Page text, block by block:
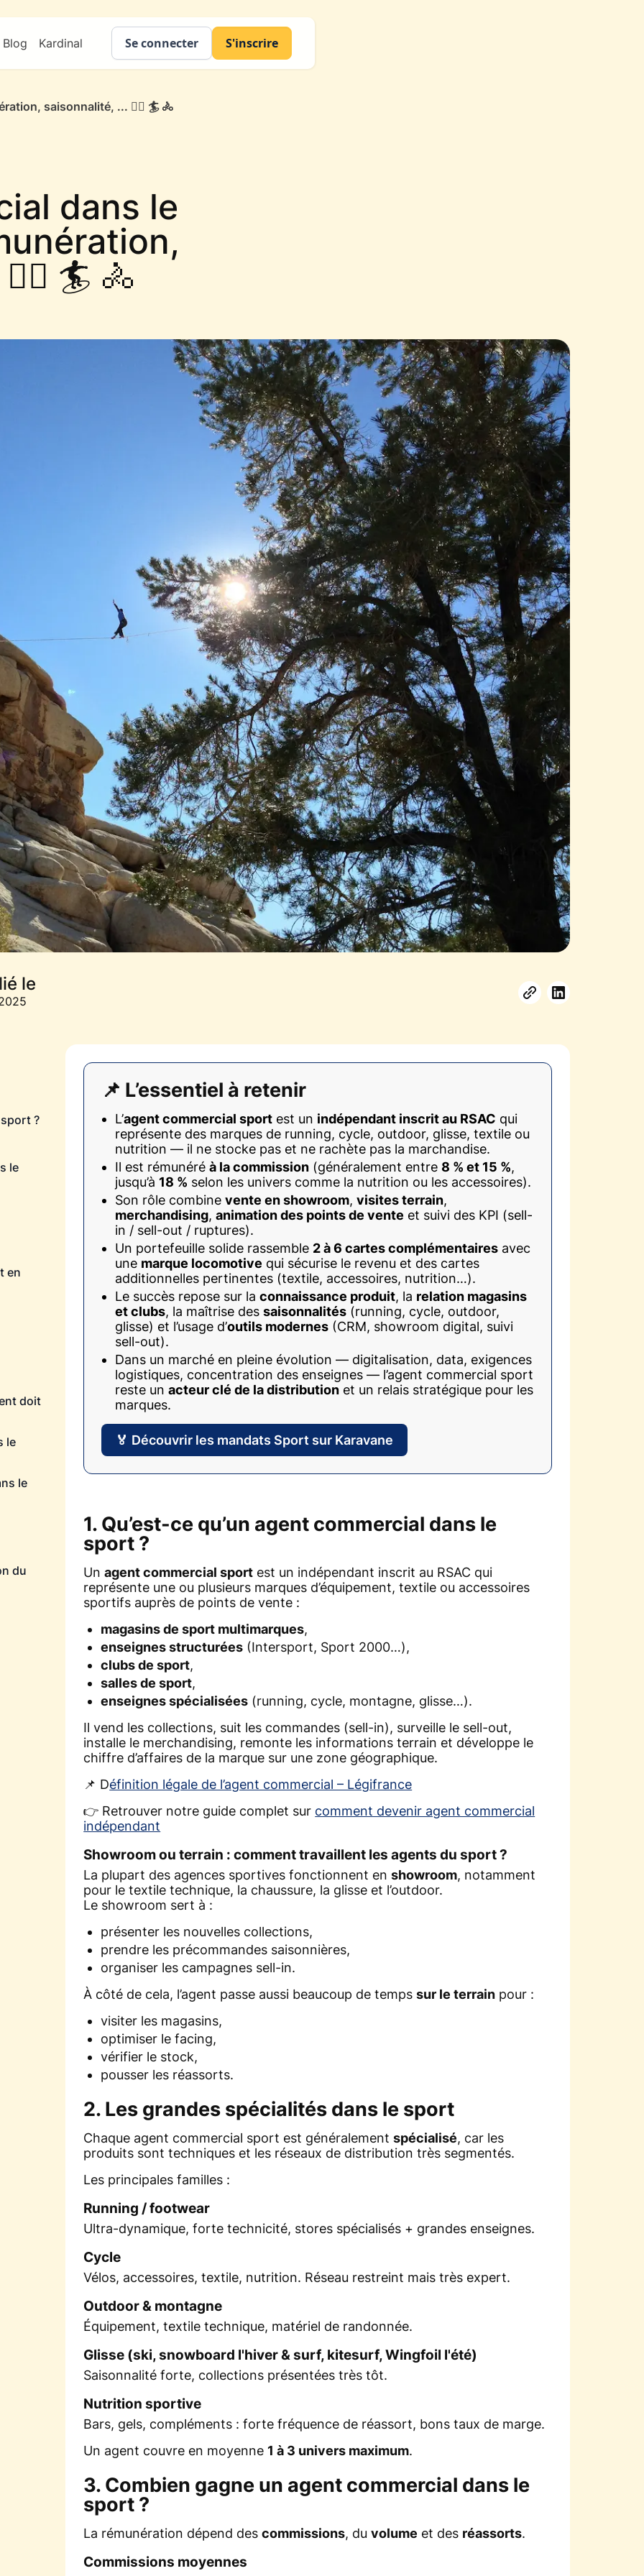
Blog Kardinal Se connecter S'inscrire
saisonnalité, ... 🏃‍♂️ 🏄 🚴
dans le
🏄 🚴
le
sport ?
le
en
doit
le
le
du
📌 L’essentiel à retenir
L’agent commercial sport est un indépendant inscrit au RSAC qui
représente des marques de running, cycle, outdoor, glisse, textile ou
nutrition — il ne stocke pas et ne rachète pas la marchandise.
Il est rémunéréà la commission (généralement entre 8 % et 15 %,
jusqu’à 18 % selon les univers comme la nutrition ou les accessoires).
Son rôle combinevente en showroom,visites terrain,
merchandising,animation des points de vente et suivi des KPI (sell-
in / sell-out / ruptures).
Un portefeuille solide rassemble 2 à 6 cartes complémentaires avec
une marque locomotive qui sécurise le revenu et des cartes
additionnelles pertinentes (textile, accessoires, nutrition…).
Le succès repose sur laconnaissance produit, la relation magasins
et clubs, la maîtrise dessaisonnalités (running, cycle, outdoor,
glisse) et l’usage d’outils modernes (CRM, showroom digital, suivi
sell-out).
Dans un marché en pleine évolution — digitalisation, data, exigences
logistiques, concentration des enseignes — l’agent commercial sport
reste unacteur clé de la distribution et un relais stratégique pour les
marques.
🏅 Découvrir les mandats Sport sur Karavane
1. Qu’est-ce qu’un agent commercial dans le
sport ?
Unagent commercial sport est un indépendant inscrit au RSAC qui
représente une ou plusieurs marques d’équipement, textile ou accessoires
sportifs auprès de points de vente :
magasins de sport multimarques,
enseignes structurées (Intersport, Sport 2000…),
clubs de sport,
salles de sport,
enseignes spécialisées (running, cycle, montagne, glisse…).
Il vend les collections, suit les commandes (sell-in), surveille le sell-out,
installe le merchandising, remonte les informations terrain et développe le
chiffre d’affaires de la marque sur une zone géographique.
📌 Définition légale de l’agent commercial – Légifrance
👉 Retrouver notre guide complet sur comment devenir agent commercial
indépendant
Showroom ou terrain : comment travaillent les agents du sport ?
La plupart des agences sportives fonctionnent enshowroom, notamment
pour le textile technique, la chaussure, la glisse et l’outdoor.
Le showroom sert à :
présenter les nouvelles collections,
prendre les précommandes saisonnières,
organiser les campagnes sell-in.
À côté de cela, l’agent passe aussi beaucoup de tempssur le terrain pour :
visiter les magasins,
optimiser le facing,
vérifier le stock,
pousser les réassorts.
2. Les grandes spécialités dans le sport
Chaque agent commercial sport est généralementspécialisé, car les
produits sont techniques et les réseaux de distribution très segmentés.
Les principales familles :
Running / footwear
Ultra-dynamique, forte technicité, stores spécialisés + grandes enseignes.
Cycle
Vélos, accessoires, textile, nutrition. Réseau restreint mais très expert.
Outdoor & montagne
Équipement, textile technique, matériel de randonnée.
Glisse (ski, snowboard l'hiver & surf, kitesurf, Wingfoil l'été)
Saisonnalité forte, collections présentées très tôt.
Nutrition sportive
Bars, gels, compléments : forte fréquence de réassort, bons taux de marge.
Un agent couvre en moyenne 1 à 3 univers maximum.
3. Combien gagne un agent commercial dans le
sport ?
La rémunération dépend descommissions, duvolume et des réassorts.
Commissions moyennes